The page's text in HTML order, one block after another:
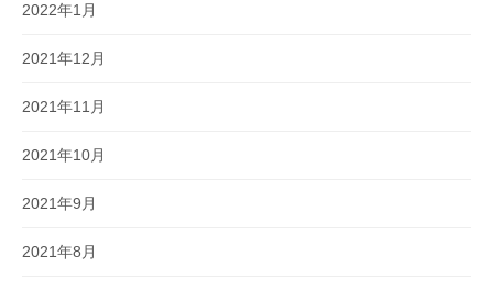
2022年1月
2021年12月
2021年11月
2021年10月
2021年9月
2021年8月